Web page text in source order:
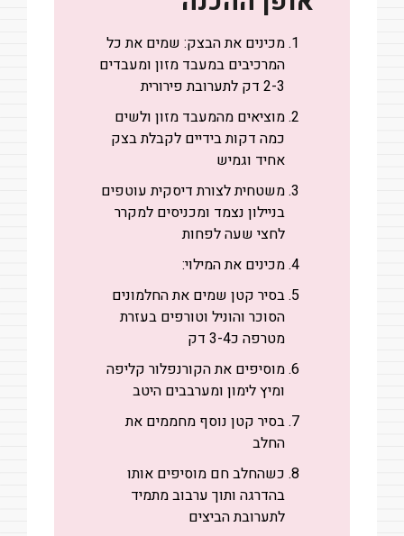
מכינים את הבצק: שמים את כל
המרכיבים במעבד מזון ומעבדים
2-3 דק לתערובת פירורית
מוציאים מהמעבד מזון ולשים
כמה דקות בידיים לקבלת בצק
אחיד וגמיש
משטחית לצורת דיסקית עוטפים
בניילון נצמד ומכניסים למקרר
לחצי שעה לפחות
מכינים את המילוי:
בסיר קטן שמים את החלמונים
הסוכר והוניל וטורפים בעזרת
מטרפה כ3-4 דק
מוסיפים את הקורנפלור קליפה
ומיץ לימון ומערבבים היטב
בסיר קטן נוסף מחממים את
החלב
כשהחלב חם מוסיפים אותו
בהדרגה ותוך ערבוב מתמיד
לתערובת הביצים